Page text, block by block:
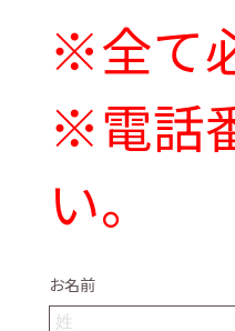
※全て
※電話
い。
お名前